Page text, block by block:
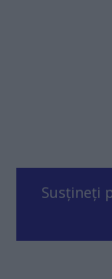
Susțineți